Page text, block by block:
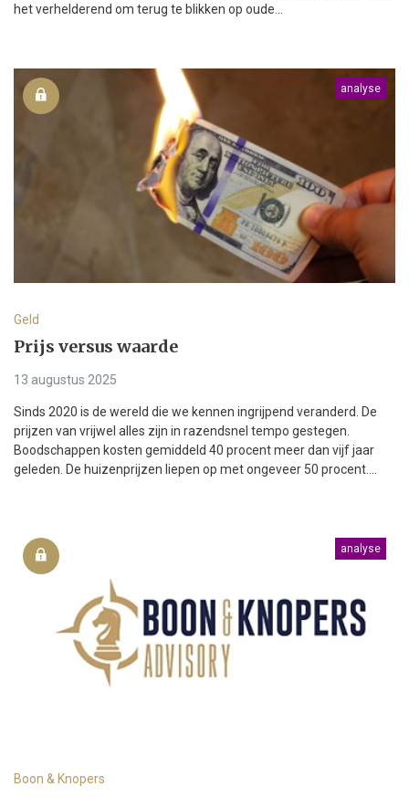
het verhelderend om terug te blikken op oude...
analyse
Geld
Prijs versus waarde
13 augustus 2025
Sinds 2020 is de wereld die we kennen ingrijpend veranderd. De
prijzen van vrijwel alles zijn in razendsnel tempo gestegen.
Boodschappen kosten gemiddeld 40 procent meer dan vijf jaar
geleden. De huizenprijzen liepen op met ongeveer 50 procent....
analyse
Boon & Knopers